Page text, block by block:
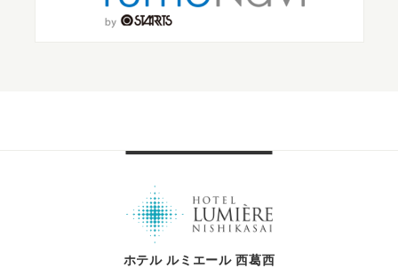
ホテル ルミエール 西葛西